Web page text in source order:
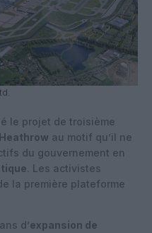
le projet de troisième
au motif qu’il ne
du gouvernement en
. Les activistes
la première plateforme
d’expansion de